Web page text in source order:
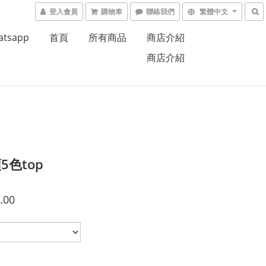
登入會員 購物車 聯絡我們 繁體中文
首頁 所有商品
商店介紹
商店介紹
色top